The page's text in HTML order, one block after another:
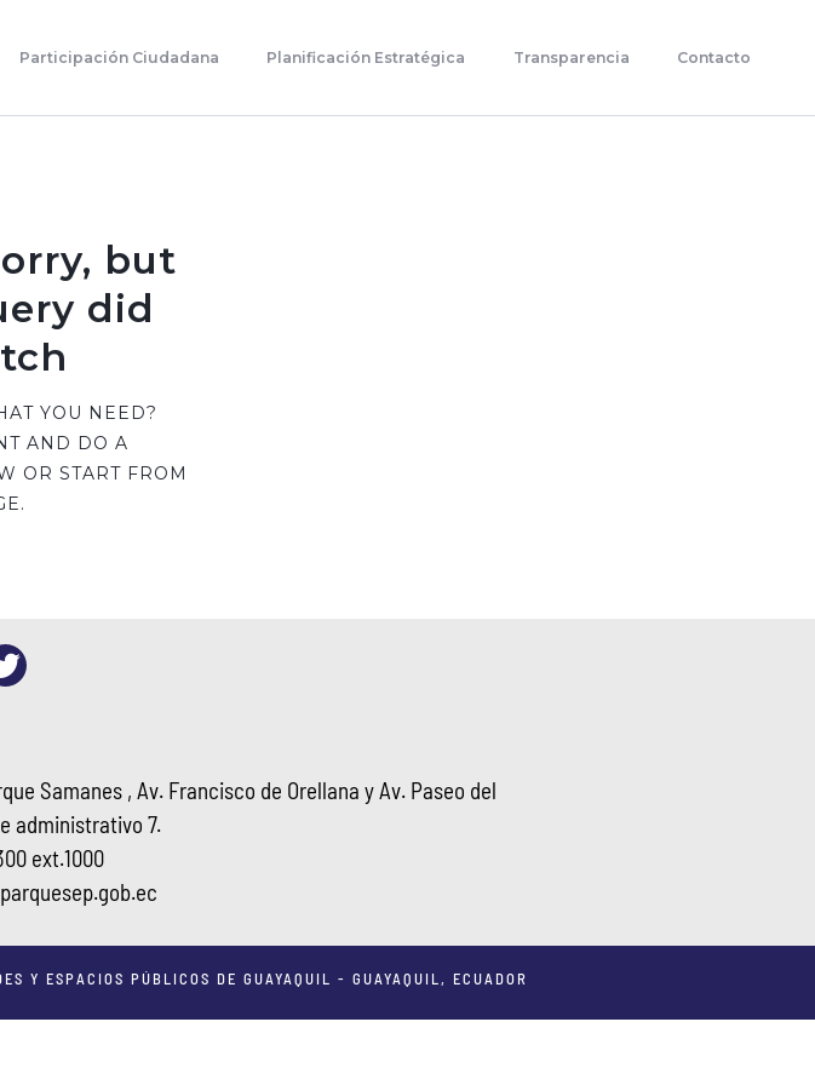
Participación Ciudadana Planificación Estratégica Transparencia Contacto
but
did
YOU NEED?
AND DO A
OR START FROM
.
Samanes , Av. Francisco de Orellana y Av. Paseo del
administrativo 7.
ext.1000
parquesep.gob.ec
Y ESPACIOS PÚBLICOS DE GUAYAQUIL - GUAYAQUIL, ECUADOR